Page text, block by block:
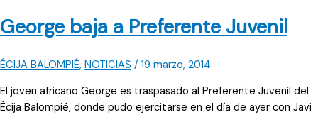
George baja a Preferente Juvenil
ÉCIJA BALOMPIÉ, NOTICIAS / 19 marzo, 2014
El joven africano George es traspasado al Preferente Juvenil del
Écija Balompié, donde pudo ejercitarse en el día de ayer con Javi